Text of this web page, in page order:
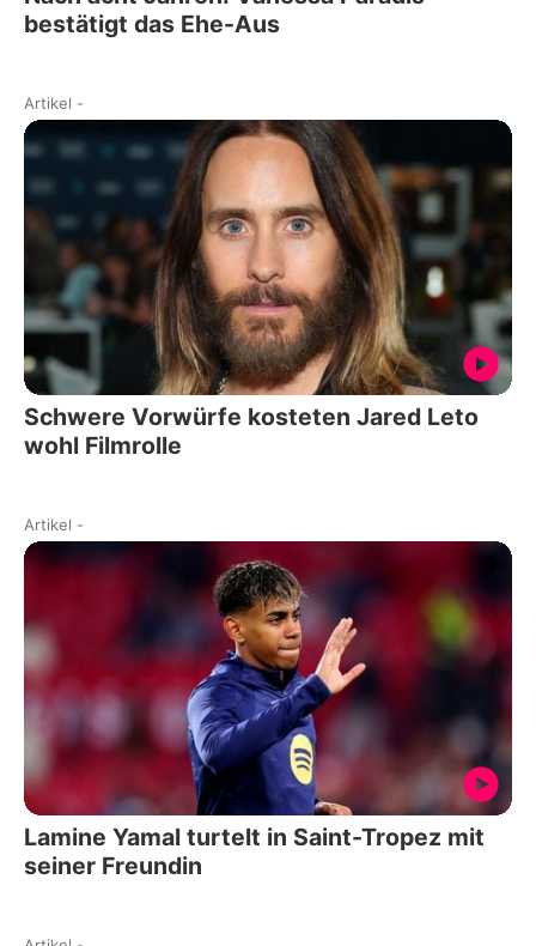
bestätigt das Ehe-Aus
Artikel -
Schwere Vorwürfe kosteten Jared Leto
wohl Filmrolle
Artikel -
Lamine Yamal turtelt in Saint-Tropez mit
seiner Freundin